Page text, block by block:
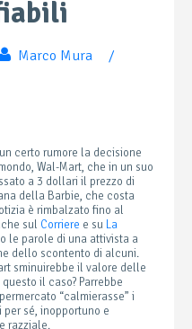
Marco Mura
/
certo rumore la decisione
Wal-Mart, che in un suo
a 3 dollari il prezzo di
della Barbie, che costa
è rimbalzato fino al
sul Corriere e su La
le parole di una attivista a
dello scontento di alcuni.
sminuirebbe il valore delle
il caso? Parrebbe
“calmierasse” i
per sé, inopportuno e
razziale.